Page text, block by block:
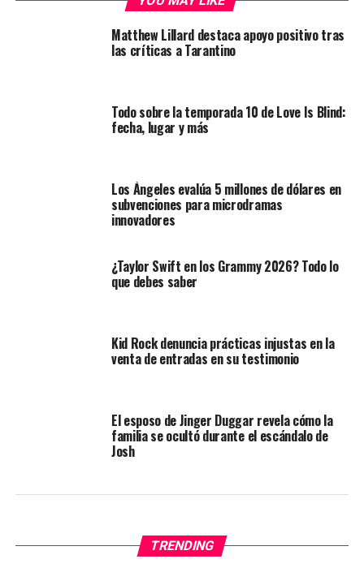
Matthew Lillard destaca apoyo positivo tras
las críticas a Tarantino
Todo sobre la temporada 10 de Love Is Blind:
fecha, lugar y más
Los Ángeles evalúa 5 millones de dólares en
subvenciones para microdramas
innovadores
¿Taylor Swift en los Grammy 2026? Todo lo
que debes saber
Kid Rock denuncia prácticas injustas en la
venta de entradas en su testimonio
El esposo de Jinger Duggar revela cómo la
familia se ocultó durante el escándalo de
Josh
TRENDING